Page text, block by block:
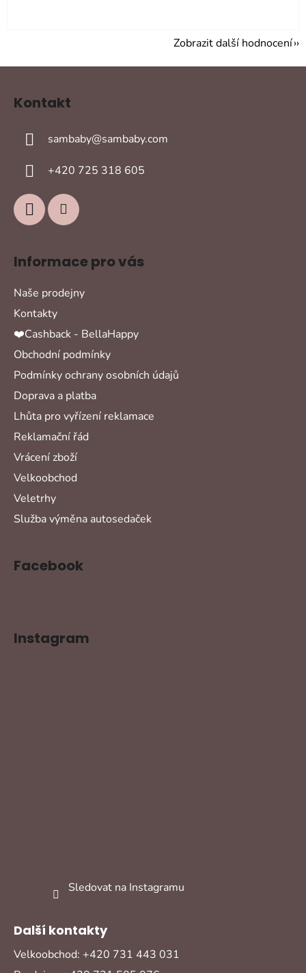
Zobrazit další hodnocení
Z
Kontakt
sambaby@sambaby.com
+420 725 318 605
Informace pro vás
Naše prodejny
Kontakty
❤️Cashback - BellaHappy
Obchodní podmínky
Podmínky ochrany osobních údajů
Doprava a platba
Lhůta pro vyřízení reklamace
Reklamační řád
Vrácení zboží
Velkoobchod
Veletrhy
Služba výměna autosedaček
Facebook
Instagram
Sledovat na Instagramu
Další kontakty
Velkoobchod: +420 731 443 031